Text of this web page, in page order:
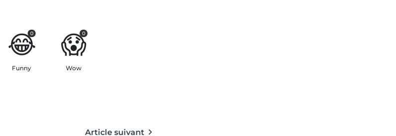
😂
0
Funny
😱
0
Wow
Article suivant